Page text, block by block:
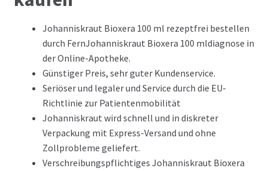
Johanniskraut Bioxera 100 ml rezeptfrei bestellen
durch FernJohanniskraut Bioxera 100 mldiagnose in
der Online-Apotheke.
Günstiger Preis, sehr guter Kundenservice.
Seriöser und legaler und Service durch die EU-
Richtlinie zur Patientenmobilität
Johanniskraut wird schnell und in diskreter
Verpackung mit Express-Versand und ohne
Zollprobleme geliefert.
Verschreibungspflichtiges Johanniskraut Bioxera